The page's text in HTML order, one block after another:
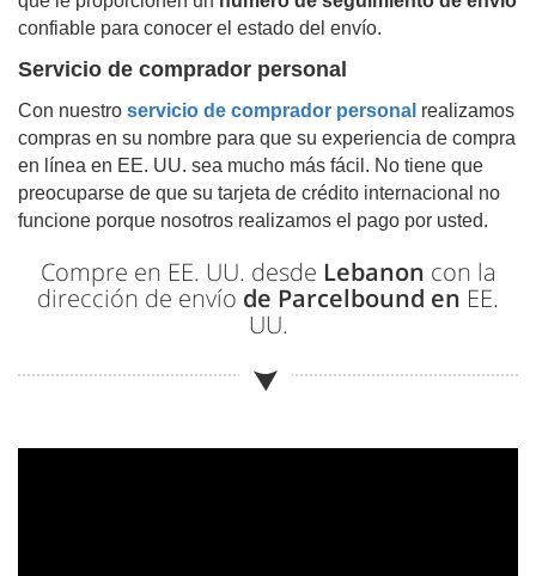
confiable para conocer el estado del envío.
Servicio de comprador personal
Con nuestro servicio de comprador personal realizamos
compras en su nombre para que su experiencia de compra
en línea en EE. UU. sea mucho más fácil. No tiene que
preocuparse de que su tarjeta de crédito internacional no
funcione porque nosotros realizamos el pago por usted.
Compre en EE. UU. desde Lebanon con la
dirección de envío de Parcelbound en EE.
UU.